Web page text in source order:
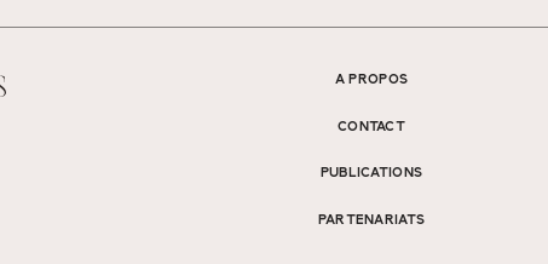
A PROPOS
CONTACT
PUBLICATIONS
PARTENARIATS